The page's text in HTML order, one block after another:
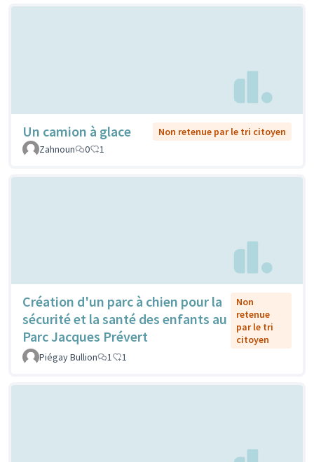
Un camion à glace
Non retenue par le tri citoyen
Zahnoun
0 1
Création d'un parc à chien pour la
sécurité et la santé des enfants au
Parc Jacques Prévert
Non
retenue
par le tri
citoyen
Piégay Bullion
1 1